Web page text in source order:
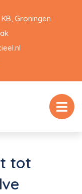
Groningen
tot